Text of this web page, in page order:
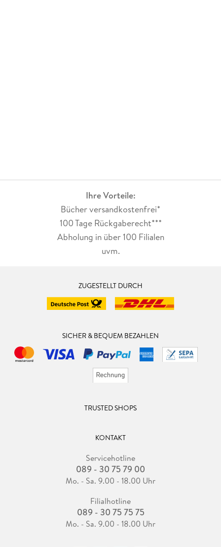
Ihre Vorteile:
Bücher versandkostenfrei*
100 Tage Rückgaberecht***
Abholung in über 100 Filialen
uvm.
ZUGESTELLT DURCH
SICHER & BEQUEM BEZAHLEN
TRUSTED SHOPS
KONTAKT
Servicehotline
089 - 30 75 79 00
Mo. - Sa. 9.00 - 18.00 Uhr
Filialhotline
089 - 30 75 75 75
Mo. - Sa. 9.00 - 18.00 Uhr